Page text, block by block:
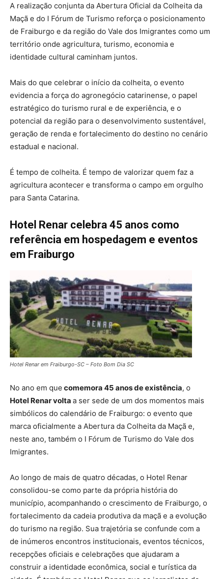
A realização conjunta da Abertura Oficial da Colheita da
Maçã e do I Fórum de Turismo reforça o posicionamento
de Fraiburgo e da região do Vale dos Imigrantes como um
território onde agricultura, turismo, economia e
identidade cultural caminham juntos.
Mais do que celebrar o início da colheita, o evento
evidencia a força do agronegócio catarinense, o papel
estratégico do turismo rural e de experiência, e o
potencial da região para o desenvolvimento sustentável,
geração de renda e fortalecimento do destino no cenário
estadual e nacional.
É tempo de colheita. É tempo de valorizar quem faz a
agricultura acontecer e transforma o campo em orgulho
para Santa Catarina.
Hotel Renar celebra 45 anos como
referência em hospedagem e eventos
em Fraiburgo
Hotel Renar em Fraiburgo-SC – Foto Bom Dia SC
No ano em que comemora 45 anos de existência, o
Hotel Renar volta a ser sede de um dos momentos mais
simbólicos do calendário de Fraiburgo: o evento que
marca oficialmente a Abertura da Colheita da Maçã e,
neste ano, também o I Fórum de Turismo do Vale dos
Imigrantes.
Ao longo de mais de quatro décadas, o Hotel Renar
consolidou-se como parte da própria história do
município, acompanhando o crescimento de Fraiburgo, o
fortalecimento da cadeia produtiva da maçã e a evolução
do turismo na região. Sua trajetória se confunde com a
de inúmeros encontros institucionais, eventos técnicos,
recepções oficiais e celebrações que ajudaram a
construir a identidade econômica, social e turística da